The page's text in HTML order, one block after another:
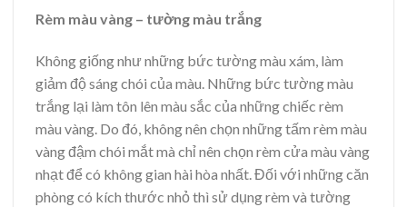
Rèm màu vàng – tường màu trắng
Không giống như những bức tường màu xám, làm
giảm độ sáng chói của màu. Những bức tường màu
trắng lại làm tôn lên màu sắc của những chiếc rèm
màu vàng. Do đó, không nên chọn những tấm rèm màu
vàng đậm chói mắt mà chỉ nên chọn rèm cửa màu vàng
nhạt để có không gian hài hòa nhất. Đối với những căn
phòng có kích thước nhỏ thì sử dụng rèm và tường